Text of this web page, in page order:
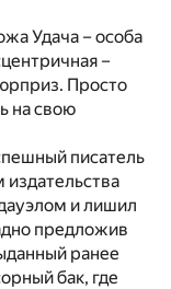
Удача – особа
–
Просто
на свою
писатель
и лишил
предложив
ранее
бак, где